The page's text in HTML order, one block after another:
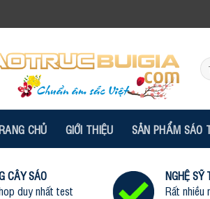
Tìm
CHỦ GIỚI THIỆU SẢN PHẨM SÁO
CÂY SÁO
duy nhất test
NGHỆ SỸ
Rất nhiều